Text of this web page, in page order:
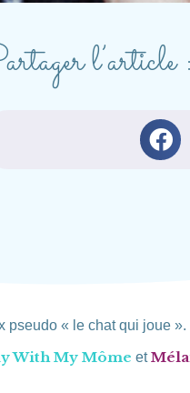
l’article :
pseudo « le chat qui joue ».
With My Môme et